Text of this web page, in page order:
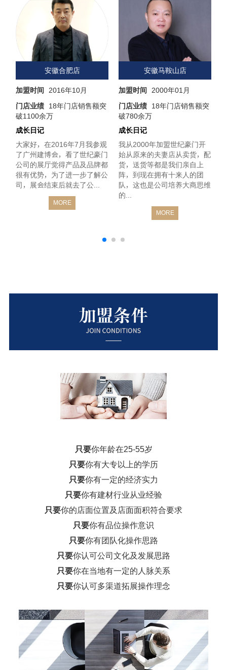
安徽合肥店
加盟时间 2016年10月
门店业绩
18年门店销售额突
破1100余万
成长日记
大家好，在2016年7月我参观
了广州建博会，看了世纪豪门
公司的展厅觉得产品及品牌都
很有优势，为了进一步了解公
司，展会结束后就去了公...
MORE
安徽马鞍山店
加盟时间 2000年01月
门店业绩
18年门店销售额突
破780余万
成长日记
我从2000年加盟世纪豪门开
始从原来的夫妻店从卖货，配
货，送货等都是我们亲自上
阵，到现在拥有十来人的团
队，这也是公司培养大商思维
的...
MORE
只要你年龄在25-55岁
只要你有大专以上的学历
只要你有一定的经济实力
只要你有建材行业从业经验
只要你的店面位置及店面面积符合要求
只要你有品位操作意识
只要你有团队化操作思路
只要你认可公司文化及发展思路
只要你在当地有一定的人脉关系
只要你认可多渠道拓展操作理念